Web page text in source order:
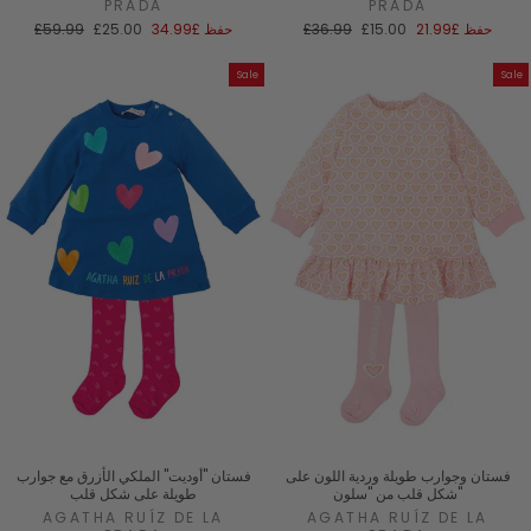
PRADA
السعر
£59.99 سعر
£25.00 حفظ £34.99
PRADA
السعر
£36.99 سعر
£15.00 حفظ £21.99
Sale
فستان "أوديت" الملكي الأزرق مع جوارب
طويلة على شكل قلب
AGATHA RUÍZ DE LA
Sale
فستان وجوارب طويلة وردية اللون على
شكل قلب من "سلون"
AGATHA RUÍZ DE LA